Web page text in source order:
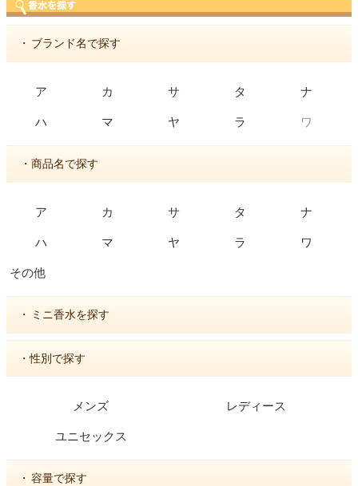
・ ブランド名で探す
ア カ サ タ ナ
ハ マ ヤ ラ ワ
・商品名で探す
ア カ サ タ ナ
ハ マ ヤ ラ ワ
その他
・ ミニ香水を探す
・性別で探す
メンズ レディース
ユニセックス
・ 容量で探す